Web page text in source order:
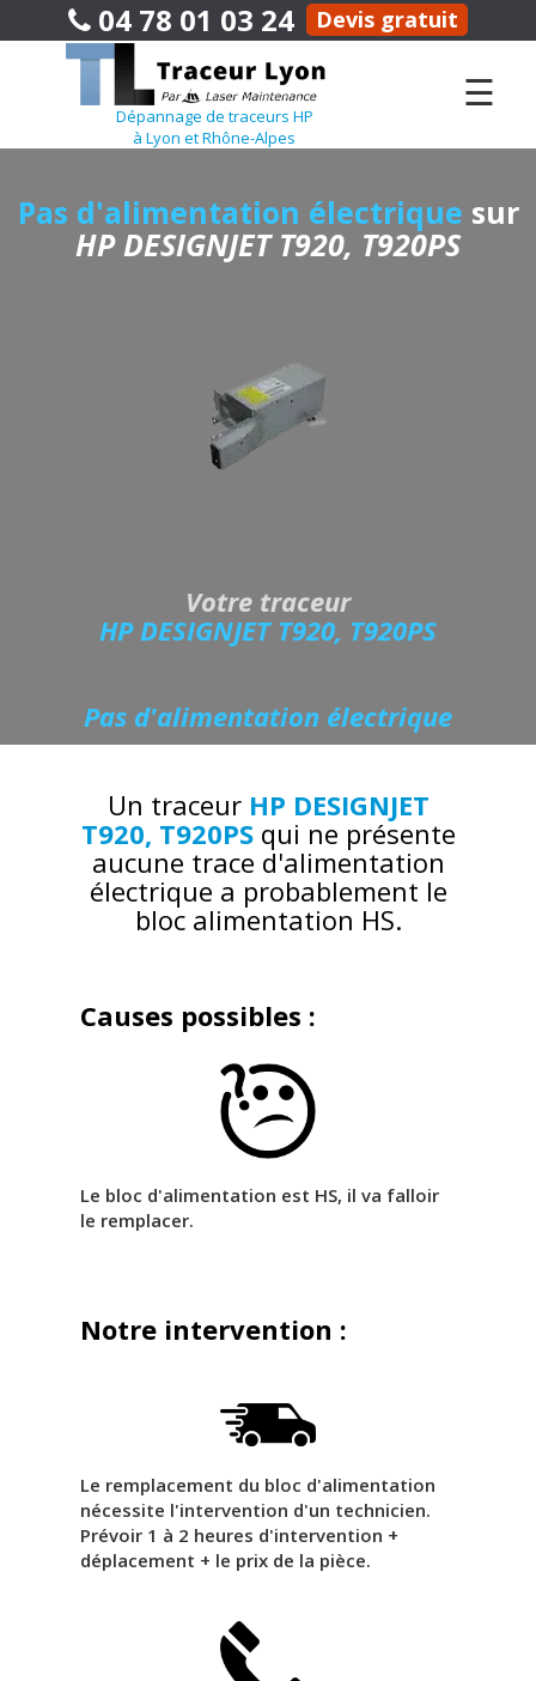
04 78 01 03 24 Devis gratuit
Dépannage de traceurs HP
à Lyon et Rhône-Alpes
☰
Pas d'alimentation électrique sur
HP DESIGNJET T920, T920PS
Votre traceur
HP DESIGNJET T920, T920PS
Pas d'alimentation électrique
Un traceur HP DESIGNJET
T920, T920PSqui ne présente
aucune trace d'alimentation
électrique a probablement le
bloc alimentation HS.
Causes possibles :
Le bloc d'alimentation est HS, il va falloir
le remplacer.
Notre intervention :
Le remplacement du bloc d'alimentation
nécessite l'intervention d'un technicien.
Prévoir 1 à 2 heures d'intervention +
déplacement + le prix de la pièce.